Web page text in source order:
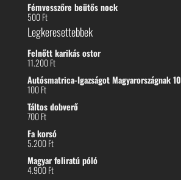
Fémvesszőre beütős nock
500Ft
Legkeresettebbek
Felnőtt karikás ostor
11.200Ft
Autósmatrica-Igazságot Magyarországnak
100Ft
Táltos dobverő
700Ft
Fa korsó
5.200Ft
Magyar feliratú póló
4.900Ft